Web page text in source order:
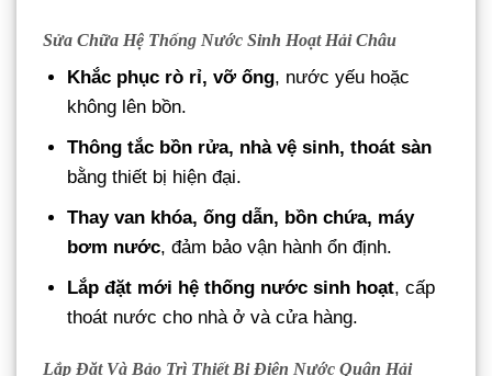
Sửa Chữa Hệ Thống Nước Sinh Hoạt Hải Châu
Khắc phục rò rỉ, vỡ ống, nước yếu hoặc
không lên bồn.
Thông tắc bồn rửa, nhà vệ sinh, thoát sàn
bằng thiết bị hiện đại.
Thay van khóa, ống dẫn, bồn chứa, máy
bơm nước, đảm bảo vận hành ổn định.
Lắp đặt mới hệ thống nước sinh hoạt, cấp
thoát nước cho nhà ở và cửa hàng.
Lắp Đặt Và Bảo Trì Thiết Bị Điện Nước Quận Hải